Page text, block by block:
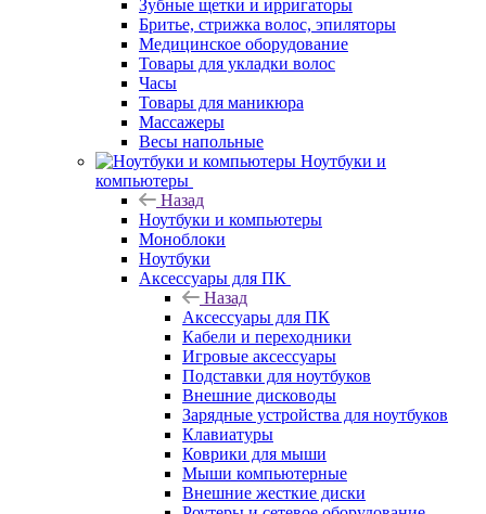
Зубные щетки и ирригаторы
Бритье, стрижка волос, эпиляторы
Медицинское оборудование
Товары для укладки волос
Часы
Товары для маникюра
Массажеры
Весы напольные
Ноутбуки и
компьютеры
Назад
Ноутбуки и компьютеры
Моноблоки
Ноутбуки
Аксессуары для ПК
Назад
Аксессуары для ПК
Кабели и переходники
Игровые аксессуары
Подставки для ноутбуков
Внешние дисководы
Зарядные устройства для ноутбуков
Клавиатуры
Коврики для мыши
Мыши компьютерные
Внешние жесткие диски